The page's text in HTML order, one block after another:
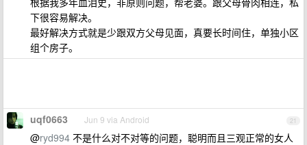
下很容易解决。
最好解决方式就是少跟双方父母见面，真要长时间住，单独小区
组个房子。
21
uqf0663 Jun 9 via Android
@ryd994 不是什么对不对等的问题，聪明而且三观正常的女人